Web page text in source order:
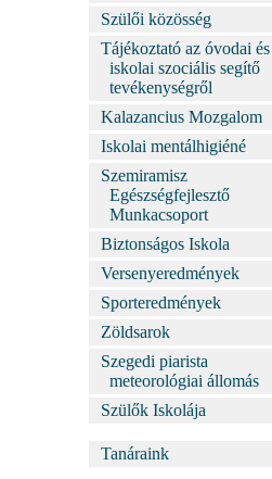
Szülői közösség
Tájékoztató az óvodai és
iskolai szociális segítő
tevékenységről
Kalazancius Mozgalom
Iskolai mentálhigiéné
Szemiramisz
Egészségfejlesztő
Munkacsoport
Biztonságos Iskola
Versenyeredmények
Sporteredmények
Zöldsarok
Szegedi piarista
meteorológiai állomás
Szülők Iskolája
Tanáraink